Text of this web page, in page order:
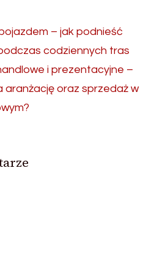
– jak podnieść
codziennych tras
i prezentacyjne –
aranżację oraz sprzedaż w